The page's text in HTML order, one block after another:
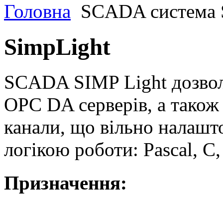
Головна SCADA
SimpLight
SCADA SIMP Light
OPC DA серверів, а також
канали, що вільно
логікою роботи: Pascal,
Призначення: